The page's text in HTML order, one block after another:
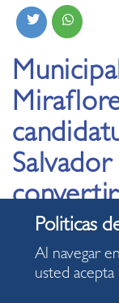
City
22.03.2021
Al navegar
usted acepta